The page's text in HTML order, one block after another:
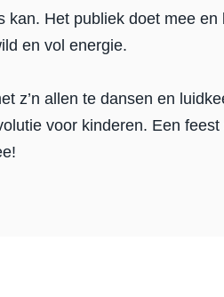
kan. Het publiek doet mee
en vol energie.
z’n allen te dansen en
voor kinderen. Een